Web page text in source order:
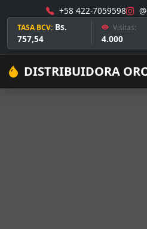
+58 422-7059598
TASA BCV: Bs.
757,54
Visitas:
4.000
DISTRIBUIDORA